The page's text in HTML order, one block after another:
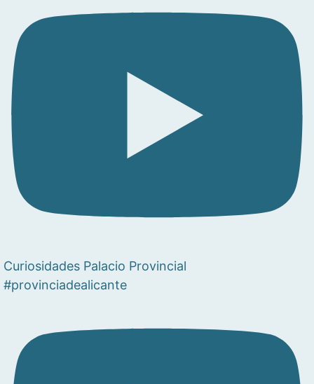
Curiosidades Palacio Provincial
#provinciadealicante